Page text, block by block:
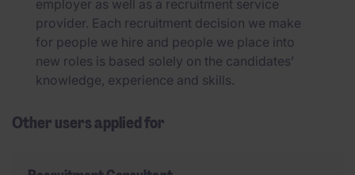
employer as well as a recruitment service
provider. Each recruitment decision we make
for people we hire and people we place into
new roles is based solely on the candidates’
knowledge, experience and skills.
Other users applied for